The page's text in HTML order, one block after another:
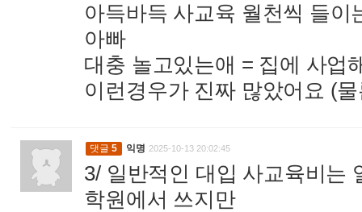
아득바득 사교육 월천씩 들이
아빠
대충 놀고있는애 = 집에 사업
이런경우가 진짜 많았어요 (
댓글 5 익명 2025-10-13 20:02:45
3/ 일반적인 대입 사교육비는
학원에서 쓰지만